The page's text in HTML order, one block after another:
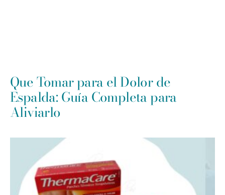
Que Tomar para el Dolor de
Espalda: Guía Completa para
Aliviarlo